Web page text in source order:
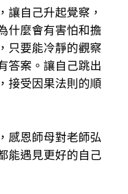
讓自己升起覺察，
什麼會有害怕和擔
只要能冷靜的觀察
答案。讓自己跳出
接受因果法則的順
感恩師母對老師弘
能遇見更好的自己